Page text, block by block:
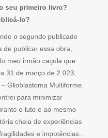
seu primeiro livro?
lo?
o segundo publicado
de publicar essa obra,
meu irmão caçula que
31 de março de 2.023,
Glioblastoma Multiforme.
para minimizar
o luto e ao mesmo
cheia de experiências
e impotências..